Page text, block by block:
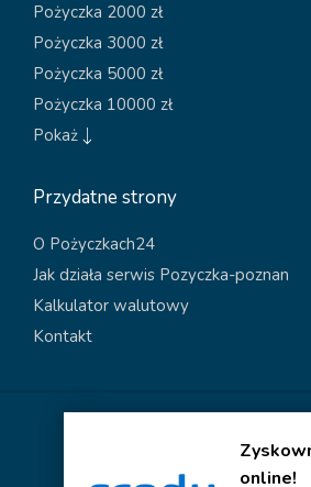
online!
Pożyczka 2000 zł
Pożyczka 3000 zł
Pożyczka 5000 zł
Pożyczka 10000 zł
Pokaż
Przydatne strony
O Pożyczkach24
Jak działa serwis Pozyczka-poznan
Kalkulator walutowy
Kontakt
Polityka